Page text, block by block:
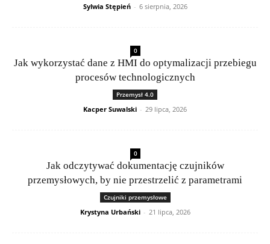
Sylwia Stępień - 6 sierpnia, 2026
0
Jak wykorzystać dane z HMI do optymalizacji przebiegu
procesów technologicznych
Przemysł 4.0
Kacper Suwalski - 29 lipca, 2026
0
Jak odczytywać dokumentację czujników
przemysłowych, by nie przestrzelić z parametrami
Czujniki przemysłowe
Krystyna Urbański - 21 lipca, 2026